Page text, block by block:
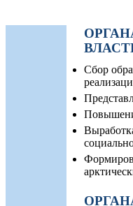
Сбор